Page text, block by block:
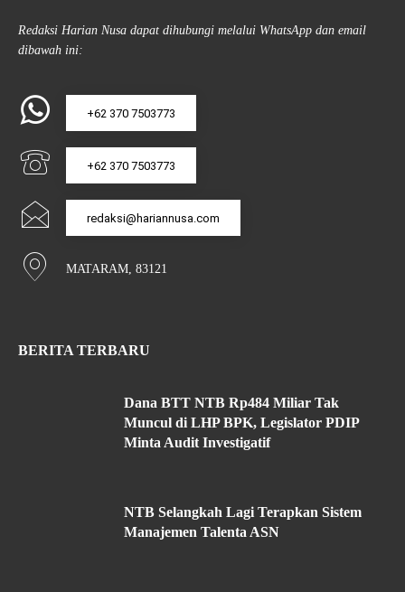
Redaksi Harian Nusa dapat dihubungi melalui WhatsApp dan email
dibawah ini:
+62 370 7503773
+62 370 7503773
redaksi@hariannusa.com
MATARAM, 83121
BERITA TERBARU
Dana BTT NTB Rp484 Miliar Tak
Muncul di LHP BPK, Legislator PDIP
Minta Audit Investigatif
NTB Selangkah Lagi Terapkan Sistem
Manajemen Talenta ASN